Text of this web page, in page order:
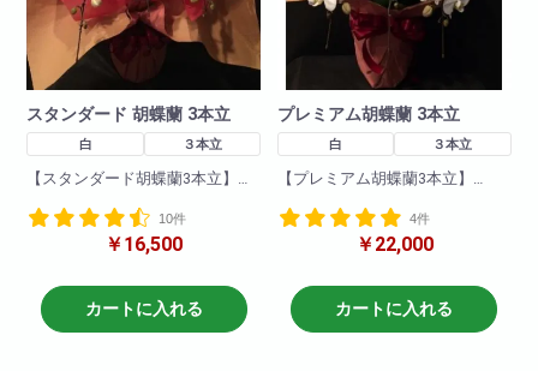
スタンダード 胡蝶蘭 3本立
白 ３本立
【スタンダード胡蝶蘭3本立】
開店・開業祝いにもよくご利用
いただいています。胡蝶蘭の定
チ押し商品です。特徴のコンパ
クト性を活かしながら気品あふ
れる堂々とした存在感は、ギフ
10件
￥16,500
カートに入れる
プレミアム胡蝶蘭 3本立
白 ３本立
【プレミアム胡蝶蘭3本立】
と存在感。大輪3本立ちの豪華な
胡蝶蘭がこちら! 当店ラインナ
られます。その迫力と魅力に贈
られた方もきっとご満足いただ
ける逸品です。開店、開業、栄
4件
￥22,000
カートに入れる